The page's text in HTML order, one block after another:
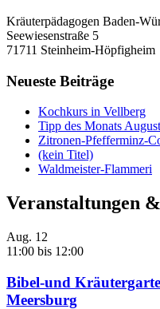
Kräuterpädagogen Baden-
Seewiesenstraße 5
71711 Steinheim-Höpfigheim
Neueste Beiträge
Kochkurs in Vellberg
Tipp des Monats August
Zitronen-Pfefferminz-
(kein Titel)
Waldmeister-Flammeri
Veranstaltungen
Aug. 12
11:00 bis 12:00
Bibel-und
Meersburg